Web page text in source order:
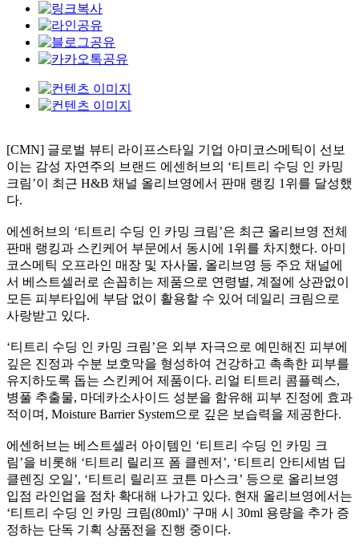
[CMN] 글로벌 뷰티 라이프스타일 기업 아미코스메틱이 선보
이는 감성 자연주의 브랜드 에센허브의 ‘티트리 수딩 인 카밍
크림’이 최근 H&B 채널 올리브영에서 판매 랭킹 1위를 달성했
다.
에센허브의 ‘티트리 수딩 인 카밍 크림’은 최근 올리브영 전체
판매 랭킹과 스킨케어 부문에서 동시에 1위를 차지했다. 아미
코스메틱 오프라인 매장 및 자사몰, 올리브영 등 주요 채널에
서 베스트셀러로 손꼽히는 제품으로 연령별, 계절에 상관없이
모든 피부타입에 부담 없이 활용할 수 있어 데일리 크림으로
사랑받고 있다.
‘티트리 수딩 인 카밍 크림’은 외부 자극으로 예민해진 피부에
깊은 진정과 수분 보호막을 형성하여 건강하고 촉촉한 피부를
유지하도록 돕는 스킨케어 제품이다. 리얼 티트리 콤플렉스,
병풀 추출물, 마데카소사이드 성분을 함유해 피부 진정에 효과
적이며, Moisture Barrier System으로 깊은 보습력을 제공한다.
에센허브는 베스트셀러 아이템인 ‘티트리 수딩 인 카밍 크
림’을 비롯해 ‘티트리 릴리프 폼 클렌저’, ‘티트리 안티세범 딥
클렌징 오일’, ‘티트리 릴리프 코튼 마스크’ 등으로 올리브영
입점 라인업을 점차 확대해 나가고 있다. 현재 올리브영에서는
‘티트리 수딩 인 카밍 크림(80ml)’ 구매 시 30ml 용량을 추가 증
정하는 단독 기획 상품전을 진행 중이다.